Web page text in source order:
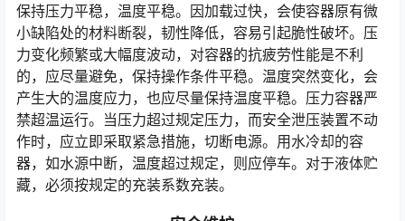
保持压力平稳，温度平稳。因加载过快，会使容器原有微
小缺陷处的材料断裂，韧性降低，容易引起脆性破坏。压
力变化频繁或大幅度波动，对容器的抗疲劳性能是不利
的，应尽量避免，保持操作条件平稳。温度突然变化，会
产生大的温度应力，也应尽量保持温度平稳。压力容器严
禁超温运行。当压力超过规定压力，而安全泄压装置不动
作时，应立即采取紧急措施，切断电源。用水冷却的容
器，如水源中断，温度超过规定，则应停车。对于液体贮
藏，必须按规定的充装系数充装。